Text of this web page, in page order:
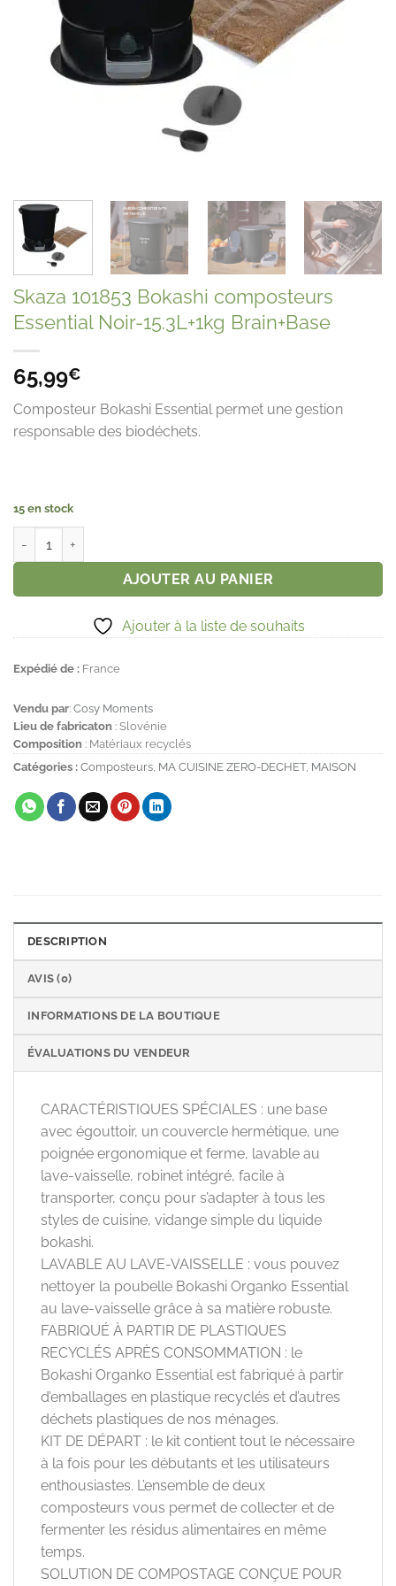
Skaza 101853 Bokashi composteurs
Essential Noir-15.3L+1kg Brain+Base
65,99€
Composteur Bokashi Essential permet une gestion
responsable des biodéchets.
15 en stock
AJOUTER AU PANIER
Ajouter à la liste de souhaits
Expédié de : France
Vendu par: Cosy Moments
Lieu de fabricaton : Slovénie
Composition : Matériaux recyclés
Catégories : Composteurs, MA CUISINE ZERO-DECHET, MAISON
DESCRIPTION
AVIS (0)
INFORMATIONS DE LA BOUTIQUE
ÉVALUATIONS DU VENDEUR
CARACTÉRISTIQUES SPÉCIALES : une base
avec égouttoir, un couvercle hermétique, une
poignée ergonomique et ferme, lavable au
lave-vaisselle, robinet intégré, facile à
transporter, conçu pour s’adapter à tous les
styles de cuisine, vidange simple du liquide
bokashi.
LAVABLE AU LAVE-VAISSELLE : vous pouvez
nettoyer la poubelle Bokashi Organko Essential
au lave-vaisselle grâce à sa matière robuste.
FABRIQUÉ À PARTIR DE PLASTIQUES
RECYCLÉS APRÈS CONSOMMATION : le
Bokashi Organko Essential est fabriqué à partir
d’emballages en plastique recyclés et d’autres
déchets plastiques de nos ménages.
KIT DE DÉPART : le kit contient tout le nécessaire
à la fois pour les débutants et les utilisateurs
enthousiastes. L’ensemble de deux
composteurs vous permet de collecter et de
fermenter les résidus alimentaires en même
temps.
SOLUTION DE COMPOSTAGE CONÇUE POUR